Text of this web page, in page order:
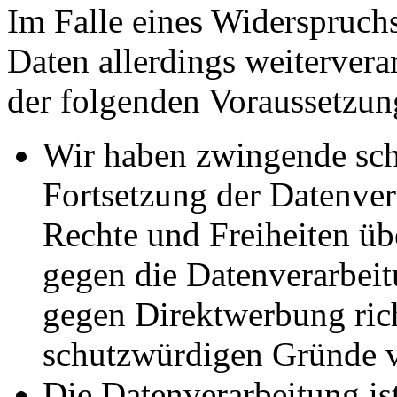
Im Falle eines
Daten allerdings
der folgenden
Wir haben zwingende
Fortsetzung der
Rechte und Freiheiten
gegen die
gegen Direktwerbung
schutzwürdigen Gründe